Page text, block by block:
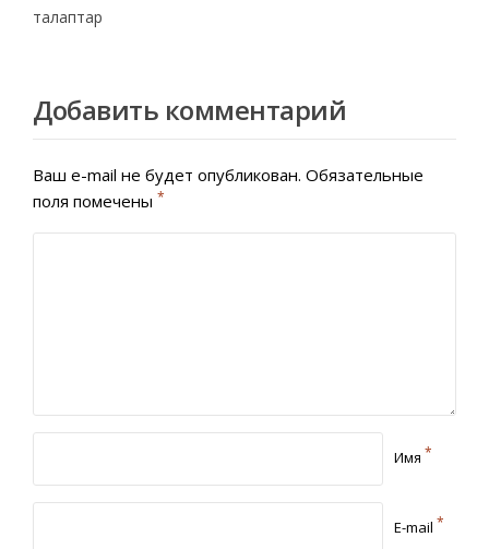
талаптар
Добавить комментарий
Ваш e-mail не будет опубликован. Обязательные
поля помечены *
Имя *
E-mail *